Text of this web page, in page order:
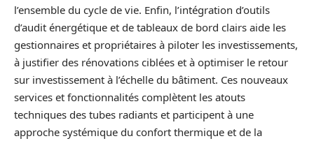
l’ensemble du cycle de vie. Enfin, l’intégration d’outils
d’audit énergétique et de tableaux de bord clairs aide les
gestionnaires et propriétaires à piloter les investissements,
à justifier des rénovations ciblées et à optimiser le retour
sur investissement à l’échelle du bâtiment. Ces nouveaux
services et fonctionnalités complètent les atouts
techniques des tubes radiants et participent à une
approche systémique du confort thermique et de la